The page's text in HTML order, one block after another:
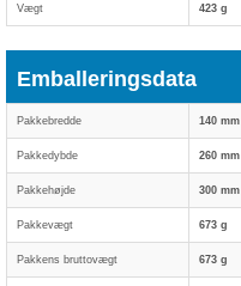
Vægt 423 g
Emballeringsdata
Pakkebredde 140 mm
Pakkedybde 260 mm
Pakkehøjde 300 mm
Pakkevægt 673 g
Pakkens bruttovægt 673 g